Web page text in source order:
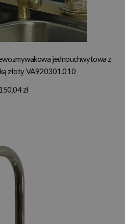
jednouchwytowa z
złoty VA920301.010
zł